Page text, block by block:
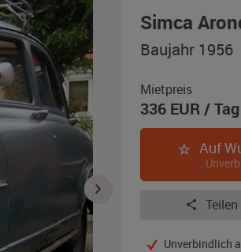
Simca
Baujahr 1956
Mietpreis
336 EUR/ Tag
Auf
Unverbindlich